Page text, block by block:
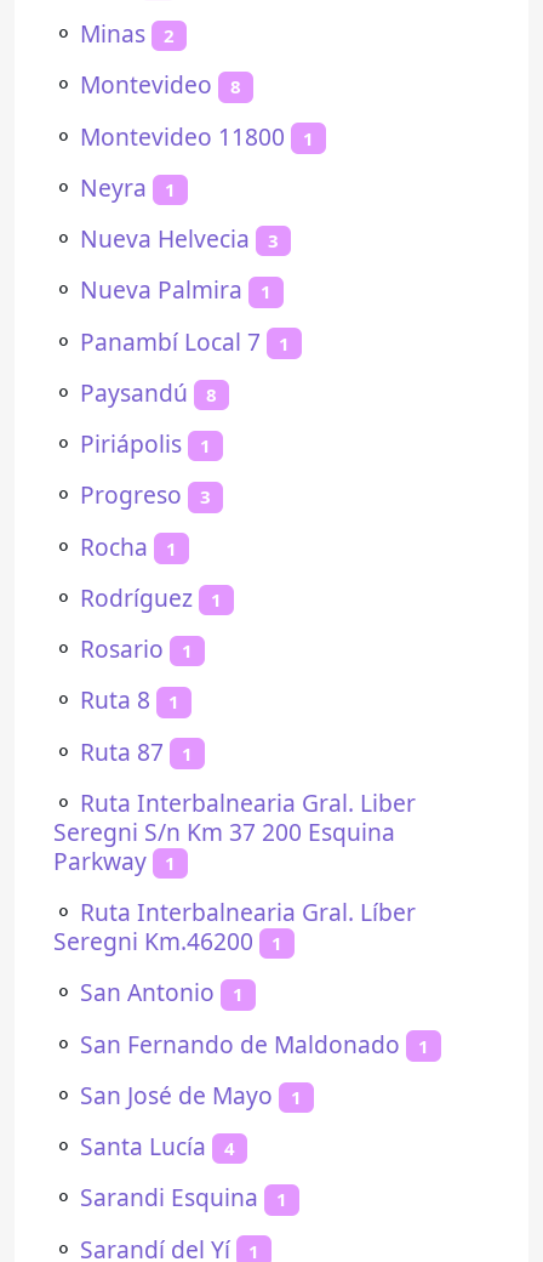
⚬ Minas 2
⚬ Montevideo 8
⚬ Montevideo 11800 1
⚬ Neyra 1
⚬ Nueva Helvecia 3
⚬ Nueva Palmira 1
⚬ Panambí Local 7 1
⚬ Paysandú 8
⚬ Piriápolis 1
⚬ Progreso 3
⚬ Rocha 1
⚬ Rodríguez 1
⚬ Rosario 1
⚬ Ruta 8 1
⚬ Ruta 87 1
⚬ Ruta Interbalnearia Gral. Liber
Seregni S/n Km 37 200 Esquina
Parkway
1
⚬ Ruta Interbalnearia Gral. Líber
Seregni Km.46200
1
⚬ San Antonio 1
⚬ San Fernando de Maldonado 1
⚬ San José de Mayo 1
⚬ Santa Lucía 4
⚬ Sarandi Esquina 1
⚬ Sarandí del Yí 1